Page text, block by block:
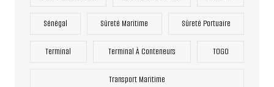
Sénégal Sûreté Maritime Sûreté Portuaire
Terminal Terminal À Conteneurs TOGO
Transport Maritime